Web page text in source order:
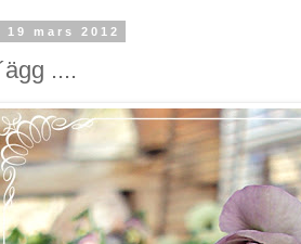
19 mars 2012
....